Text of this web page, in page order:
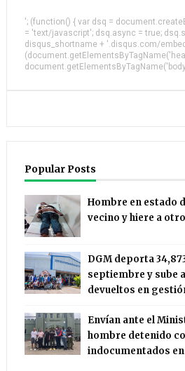
'; (function() { var dsq =
= 'text/javascript'; dsq.async = true;
disqus_shortname + '.disqus.com/
Popular Posts
Hombre en estado
vecino y hiere a
DGM deporta
septiembre y sube
devueltos en
Envían ante el
hombre detenido
indocumentados